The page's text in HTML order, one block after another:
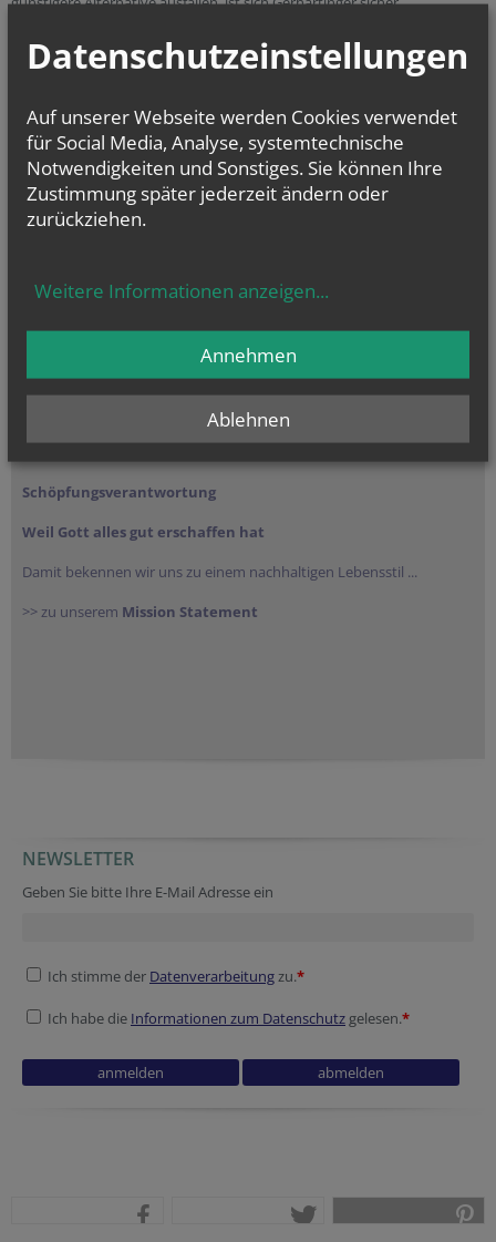
wirken, widerspricht dem Auftrag, das Leben zu schützen und das
Gemeinwohl zu fördern. Tschernobyl bleibt ein Mahnmal dafür, dass
Fortschritt nur mit Verantwortung möglich ist“, hält Bischof Glettler
Gerhartinger, ergänzt: Es gehe darum, Energie sinnvoll und klug zu
nutzen, denn „die Energie, die wir nicht brauchen, ist die beste Energie“.
Hier gibt es noch viel Einsparungspotential, bei jeder und jedem von
uns, ist Gerhartinger überzeugt.
Pressemeldung zum Herunterladen
Schöpfungsverantwortung
Weil Gott alles gut erschaffen hat
Damit bekennen wir uns zu einem nachhaltigen Lebensstil ...
>> zu unserem Mission Statement
Secondary phone
URL
Tracking ID
Session ID
Tracking ID
NEWSLETTER
Geben Sie bitte Ihre E-Mail Adresse ein
Ich stimme der Datenverarbeitungzu.*
Ich habe die Informationen zum Datenschutz gelesen.*
Datenschutzeinstellungen
Auf unserer Webseite werden Cookies verwendet
für Social Media, Analyse, systemtechnische
Notwendigkeiten und Sonstiges. Sie können Ihre
Zustimmung später jederzeit ändern oder
zurückziehen.
Weitere Informationen anzeigen...
Ablehnen
Annehmen